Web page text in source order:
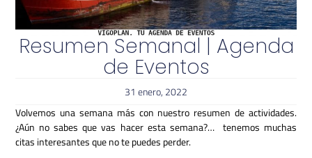
Resumen Semanal | Agenda
de Eventos
31 enero, 2022
Volvemos una semana más con nuestro resumen de actividades.
¿Aún no sabes que vas hacer esta semana?… tenemos muchas
citas interesantes que no te puedes perder.